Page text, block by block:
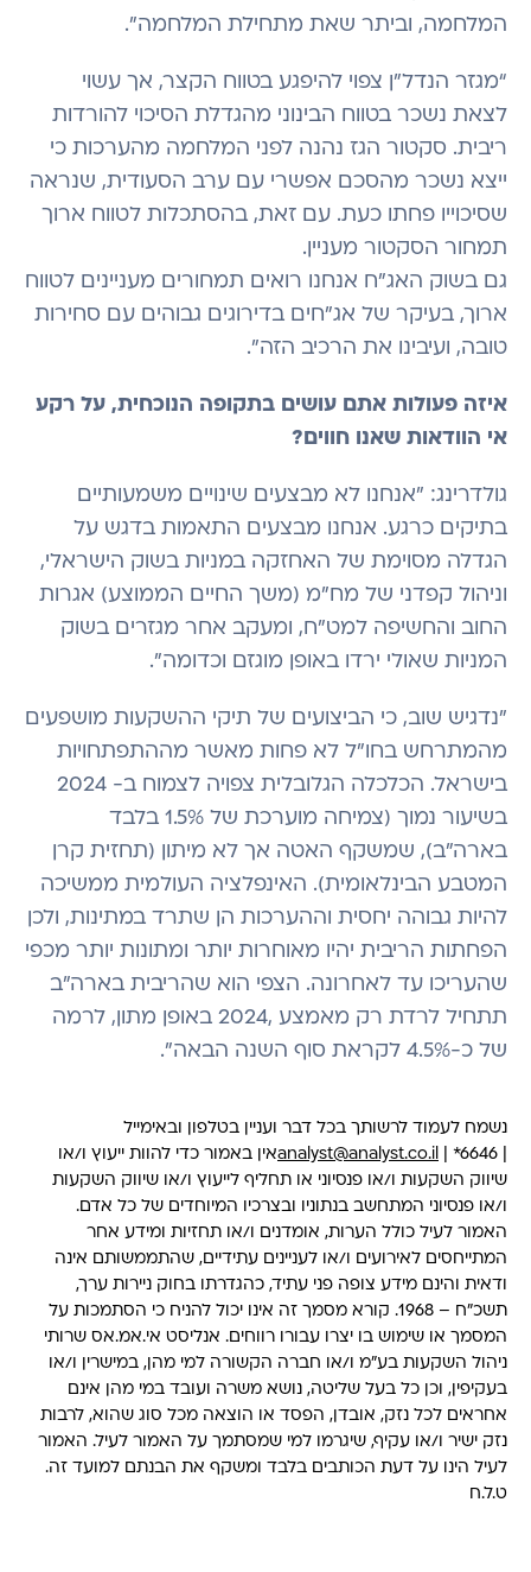
המלחמה, וביתר שאת מתחילת המלחמה".
“מגזר הנדל”ן צפוי להיפגע בטווח הקצר, אך עשוי
לצאת נשכר בטווח הבינוני מהגדלת הסיכוי להורדות
ריבית. סקטור הגז נהנה לפני המלחמה מהערכות כי
ייצא נשכר מהסכם אפשרי עם ערב הסעודית, שנראה
שסיכוייו פחתו כעת. עם זאת, בהסתכלות לטווח ארוך
תמחור הסקטור מעניין.
גם בשוק האג”ח אנחנו רואים תמחורים מעניינים לטווח
ארוך, בעיקר של אג”חים בדירוגים גבוהים עם סחירות
טובה, ועיבינו את הרכיב הזה".
איזה פעולות אתם עושים בתקופה הנוכחית, על רקע
אי הוודאות שאנו חווים?
גולדרינג: "אנחנו לא מבצעים שינויים משמעותיים
בתיקים כרגע. אנחנו מבצעים התאמות בדגש על
הגדלה מסוימת של האחזקה במניות בשוק הישראלי,
וניהול קפדני של מח”מ (משך החיים הממוצע) אגרות
החוב והחשיפה למט”ח, ומעקב אחר מגזרים בשוק
המניות שאולי ירדו באופן מוגזם וכדומה".
"נדגיש שוב, כי הביצועים של תיקי ההשקעות מושפעים
מהמתרחש בחו"ל לא פחות מאשר מההתפתחויות
בישראל. הכלכלה הגלובלית צפויה לצמוח ב- 2024
בשיעור נמוך (צמיחה מוערכת של 1.5% בלבד
בארה”ב), שמשקף האטה אך לא מיתון (תחזית קרן
המטבע הבינלאומית). האינפלציה העולמית ממשיכה
להיות גבוהה יחסית וההערכות הן שתרד במתינות, ולכן
הפחתות הריבית יהיו מאוחרות יותר ומתונות יותר מכפי
שהעריכו עד לאחרונה. הצפי הוא שהריבית בארה”ב
תתחיל לרדת רק מאמצע ,2024 באופן מתון, לרמה
של כ-4.5% לקראת סוף השנה הבאה".
נשמח לעמוד לרשותך בכל דבר ועניין בטלפון ובאימייל
analyst@analyst.co.il| *6646אין באמור כדי להוות ייעוץ ו/או
שיווק השקעות ו/או פנסיוני או תחליף לייעוץ ו/או שיווק השקעות
ו/או פנסיוני המתחשב בנתוניו ובצרכיו המיוחדים של כל אדם.
האמור לעיל כולל הערות, אומדנים ו/או תחזיות ומידע אחר
המתייחסים לאירועים ו/או לעניינים עתידיים, שהתממשותם אינה
ודאית והינם מידע צופה פני עתיד, כהגדרתו בחוק ניירות ערך,
תשכ"ח – 1968. קורא מסמך זה אינו יכול להניח כי הסתמכות על
המסמך או שימוש בו יצרו עבורו רווחים. אנליסט אי.אמ.אס שרותי
ניהול השקעות בע"מ ו/או חברה הקשורה למי מהן, במישרין ו/או
בעקיפין, וכן כל בעל שליטה, נושא משרה ועובד במי מהן אינם
אחראים לכל נזק, אובדן, הפסד או הוצאה מכל סוג שהוא, לרבות
נזק ישיר ו/או עקיף, שיגרמו למי שמסתמך על האמור לעיל. האמור
לעיל הינו על דעת הכותבים בלבד ומשקף את הבנתם למועד זה.
ט.ל.ח